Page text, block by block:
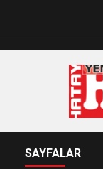
SAYFALAR